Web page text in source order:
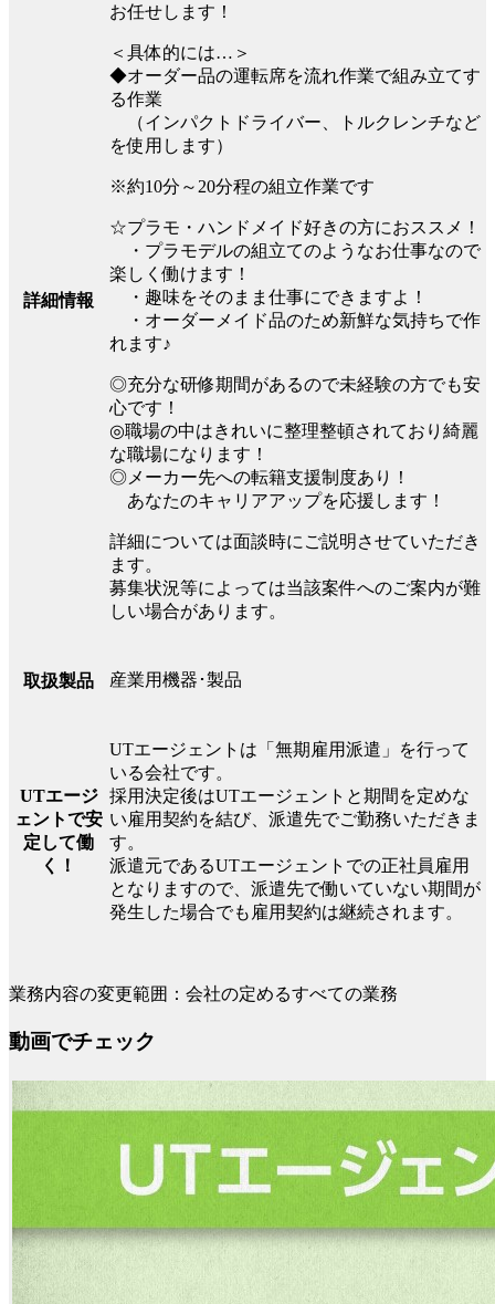
詳細情報
お任せします！
＜具体的には…＞
◆オーダー品の運転席を流れ作業で組み立てす
る作業
（インパクトドライバー、トルクレンチなど
を使用します）
※約10分～20分程の組立作業です
☆プラモ・ハンドメイド好きの方におススメ！
・プラモデルの組立てのようなお仕事なので
楽しく働けます！
・趣味をそのまま仕事にできますよ！
・オーダーメイド品のため新鮮な気持ちで作
れます♪
◎充分な研修期間があるので未経験の方でも安
心です！
◎職場の中はきれいに整理整頓されており綺麗
な職場になります！
◎メーカー先への転籍支援制度あり！
あなたのキャリアアップを応援します！
詳細については面談時にご説明させていただき
ます。
募集状況等によっては当該案件へのご案内が難
しい場合があります。
取扱製品 産業用機器･製品
UTエージ
ェントで安
定して働
く！
UTエージェントは「無期雇用派遣」を行って
いる会社です。
採用決定後はUTエージェントと期間を定めな
い雇用契約を結び、派遣先でご勤務いただきま
す。
派遣元であるUTエージェントでの正社員雇用
となりますので、派遣先で働いていない期間が
発生した場合でも雇用契約は継続されます。
業務内容の変更範囲：会社の定めるすべての業務
動画でチェック